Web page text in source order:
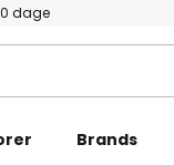
dage
Brands